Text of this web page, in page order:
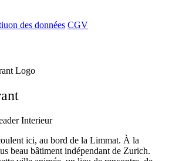
contact
des données CGV
ici, au bord de la Limmat. À la
beau bâtiment indépendant de Zurich.